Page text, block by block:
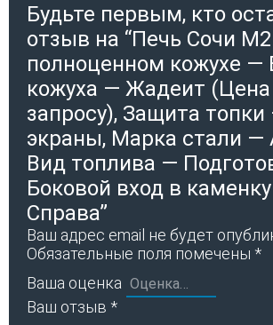
Будьте первым, кто
отзыв на “Печь Сочи
полноценном кожухе —
кожуха — Жадеит
запросу), Защита
экраны, Марка стали —
Вид топлива —
Боковой вход в
Справа”
Ваш адрес email не будет
Обязательные поля помечены *
Ваша оценка
Ваш отзыв *